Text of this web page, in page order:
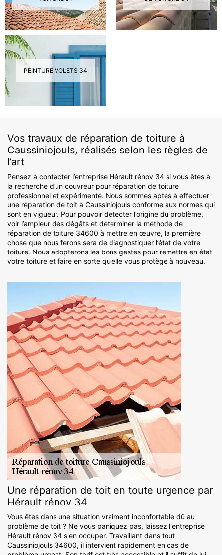
PEINTURE VOLETS 34
Vos travaux de réparation de toiture à
Caussiniojouls, réalisés selon les règles de
l’art
Pensez à contacter l’entreprise Hérault rénov 34 si vous êtes à
la recherche d’un couvreur pour réparation de toiture
professionnel et expérimenté. Nous sommes aptes à effectuer
une réparation de toit à Caussiniojouls conforme aux normes qui
sont en vigueur. Pour pouvoir détecter l’origine du problème,
voir l’ampleur des dégâts et déterminer la méthode de
réparation de toiture 34600 à mettre en œuvre, la première
chose que nous ferons sera de diagnostiquer l’état de votre
toiture. Nous adopterons les bons gestes pour remettre en état
votre toiture et faire en sorte qu’elle vous protège à nouveau.
Une réparation de toit en toute urgence par
Hérault rénov 34
Vous êtes dans une situation vraiment inconfortable dû au
problème de toit ? Ne vous paniquez pas, laissez l'entreprise
Hérault rénov 34 s'en occuper. Travaillant dans tout
Caussiniojouls 34600, il intervient rapidement en cas de